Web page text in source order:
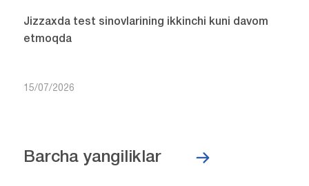
Jizzaxda test sinovlarining ikkinchi kuni davom
etmoqda
15/07/2026
Barcha yangiliklar